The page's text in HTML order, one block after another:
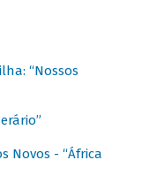
“Nossos
Novos - “África